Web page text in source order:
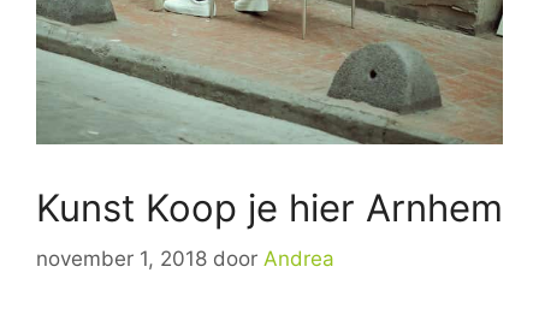
Kunst Koop je hier Arnhem
november 1, 2018 door Andrea